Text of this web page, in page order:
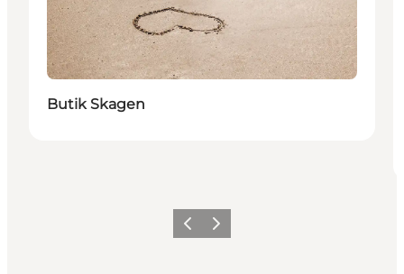
Butik Skagen
ForrigeNæste